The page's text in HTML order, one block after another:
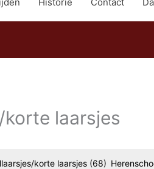
laarsjes
korte laarsjes (68)